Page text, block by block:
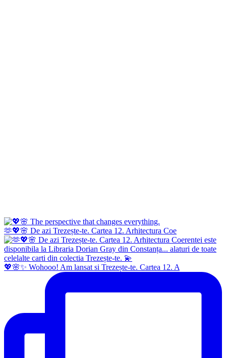
🫶💖🌸 De azi Trezește-te. Cartea 12. Arhitectura Coe
💖🌸✨ Wohooo! Am lansat si Trezește-te. Cartea 12. A